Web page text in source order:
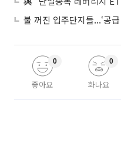
불 꺼진 입주단지들...‘공
좋아요
0
화나요
0